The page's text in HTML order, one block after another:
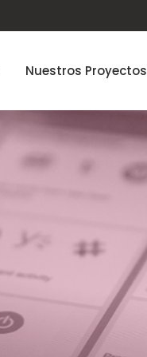
Nuestros Proyectos